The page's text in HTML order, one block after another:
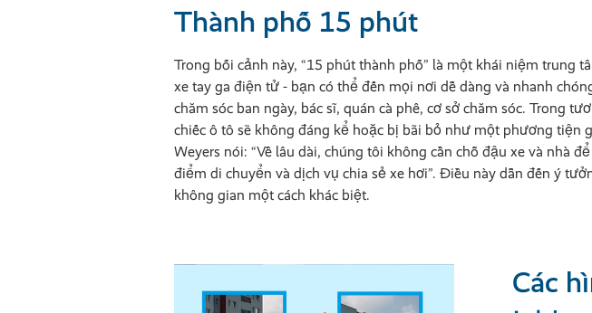
Thành phố 15 phút
Trong bối cảnh này, “15 phút thành phố” là một khái niệm trung
xe tay ga điện tử - bạn có thể đến mọi nơi dễ dàng và nhanh
chăm sóc ban ngày, bác sĩ, quán cà phê, cơ sở chăm sóc. Trong
chiếc ô tô sẽ không đáng kể hoặc bị bãi bỏ như một phương tiện
Weyers nói: “Về lâu dài, chúng tôi không cần chỗ đậu xe và nhà
điểm di chuyển và dịch vụ chia sẻ xe hơi”. Điều này dẫn đến ý
không gian một cách khác biệt.
Các